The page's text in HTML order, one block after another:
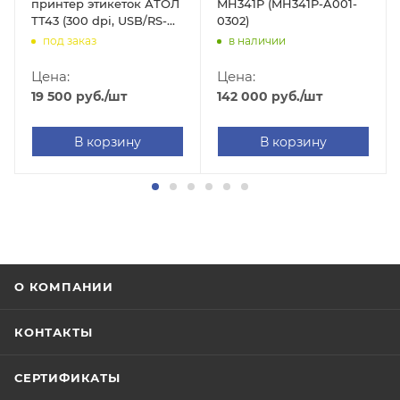
принтер этикеток АТОЛ
ТТ43 (300 dpi, USB/RS-
232/Ethernet, арт. 60106)
под заказ
Цена:
19 500 руб./шт
В корзину
MH341P (MH341P-A001-
0302)
в наличии
Цена:
142 000 руб./шт
В корзину
О КОМПАНИИ
КОНТАКТЫ
СЕРТИФИКАТЫ